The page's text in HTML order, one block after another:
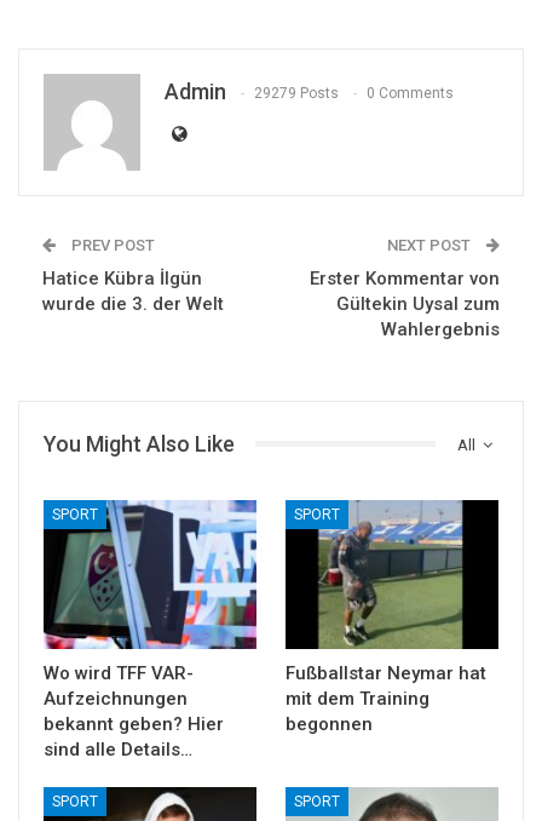
Admin 29279 Posts 0 Comments
PREV POST
Hatice Kübra İlgün
wurde die 3. der Welt
NEXT POST
Erster Kommentar von
Gültekin Uysal zum
Wahlergebnis
All
You Might Also Like
SPORT
Wo wird TFF VAR-
Aufzeichnungen
bekannt geben? Hier
sind alle Details…
SPORT
Fußballstar Neymar hat
mit dem Training
begonnen
SPORT SPORT